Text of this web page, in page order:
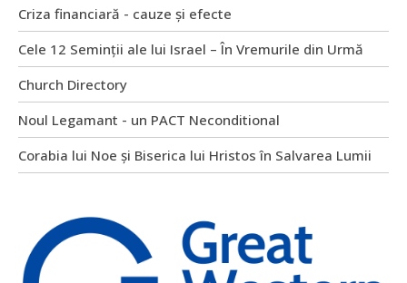
Criza financiară - cauze și efecte
Cele 12 Seminții ale lui Israel – În Vremurile din Urmă
Church Directory
Noul Legamant - un PACT Neconditional
Corabia lui Noe și Biserica lui Hristos în Salvarea Lumii